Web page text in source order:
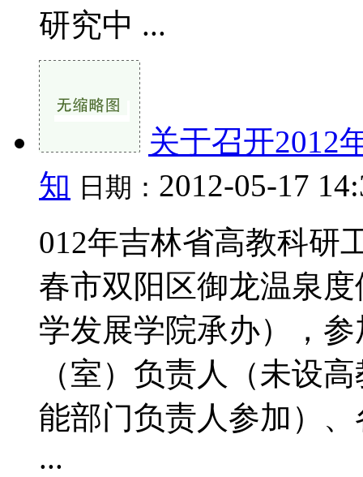
研究中 ...
关于召开2012
知 日期： 2012-05-17
012年吉林省高教科研
春市双阳区御龙温泉
学发展学院承办），
（室）负责人（未设
能部门负责人参加）
...